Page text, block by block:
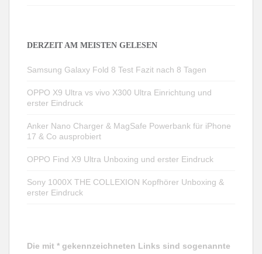
DERZEIT AM MEISTEN GELESEN
Samsung Galaxy Fold 8 Test Fazit nach 8 Tagen
OPPO X9 Ultra vs vivo X300 Ultra Einrichtung und
erster Eindruck
Anker Nano Charger & MagSafe Powerbank für iPhone
17 & Co ausprobiert
OPPO Find X9 Ultra Unboxing und erster Eindruck
Sony 1000X THE COLLEXION Kopfhörer Unboxing &
erster Eindruck
Die mit * gekennzeichneten Links sind sogenannte